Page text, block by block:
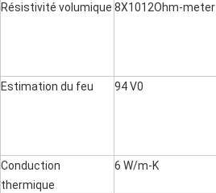
Résistivité volumique 8X1012Ohm-meter
Estimation du feu 94 V0
Conduction
thermique
6 W/m-K